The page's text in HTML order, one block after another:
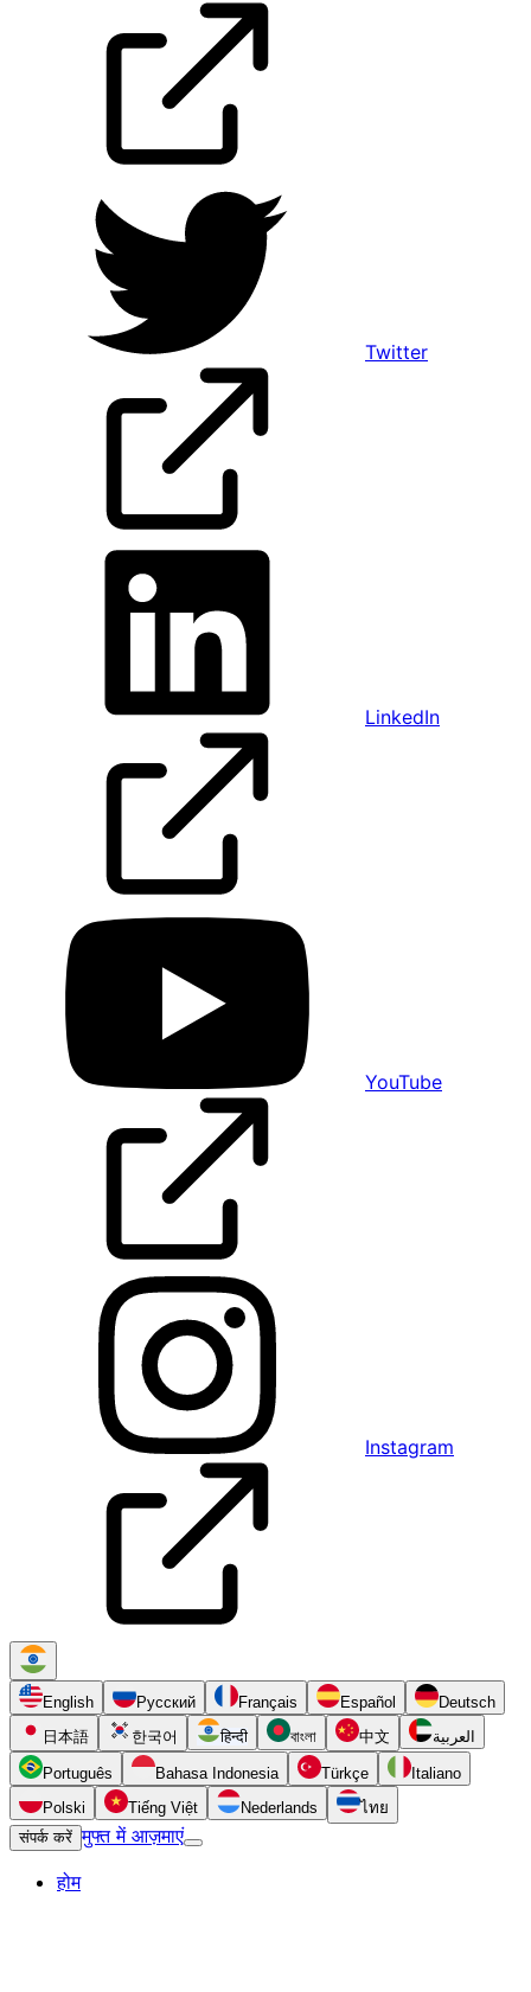
Twitter
LinkedIn
YouTube
Instagram
English Русский Français Español
Deutsch
日本語
한국어 हिन्दी বাংলা 中文 العربية
Português Bahasa Indonesia Türkçe
Italiano
Polski
Tiếng Việt Nederlands
ไทย
संपर्क करें मुफ्त में आज़माएं
होम